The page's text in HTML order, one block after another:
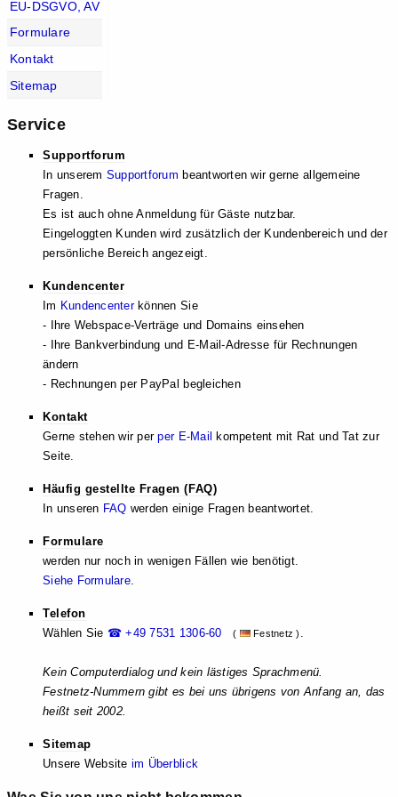
EU-DSGVO, AV
Formulare
Kontakt
Sitemap
Service
Supportforum
In unserem Supportforum beantworten wir gerne allgemeine
Fragen.
Es ist auch ohne Anmeldung für Gäste nutzbar.
Eingeloggten Kunden wird zusätzlich der Kundenbereich und der
persönliche Bereich angezeigt.
Kundencenter
Im Kundencenterkönnen Sie
- Ihre Webspace-Verträge und Domains einsehen
- Ihre Bankverbindung und E-Mail-Adresse für Rechnungen
ändern
- Rechnungen per PayPal begleichen
Kontakt
Gerne stehen wir perper E-Mail
kompetent mit Rat und Tat zur
Seite.
Häufig gestellte Fragen (FAQ)
In unseren FAQ werden einige Fragen beantwortet.
Formulare
werden nur noch in wenigen Fällen wie benötigt.
Siehe Formulare.
Telefon
Wählen Sie ☎ +49 7531 1306-60 ( Festnetz ) .
Kein Computerdialog und kein lästiges Sprachmenü.
Festnetz-Nummern gibt es bei uns übrigens von Anfang an, das
heißt seit 2002.
Sitemap
Unsere Website im Überblick